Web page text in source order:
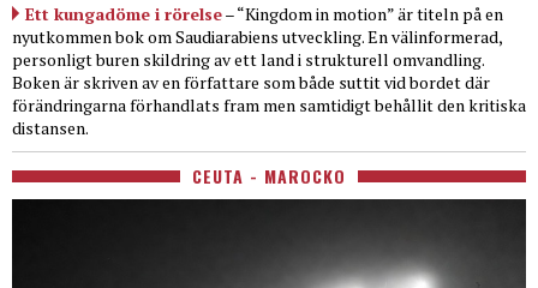
Ett kungadöme i rörelse– “Kingdom in motion” är titeln på en
nyutkommen bok om Saudiarabiens utveckling. En välinformerad,
personligt buren skildring av ett land i strukturell omvandling.
Boken är skriven av en författare som både suttit vid bordet där
förändringarna förhandlats fram men samtidigt behållit den kritiska
distansen.
CEUTA - MAROCKO